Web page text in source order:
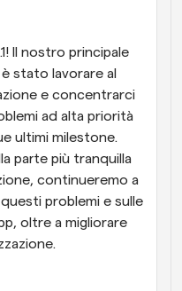
con chiamate
e i promemoria
notizie e aggiornamenti
con più persone
Il nostro principale
stato lavorare al
e concentrarci
ad alta priorità
ultimi milestone.
parte più tranquilla
continueremo a
problemi e sulle
oltre a migliorare